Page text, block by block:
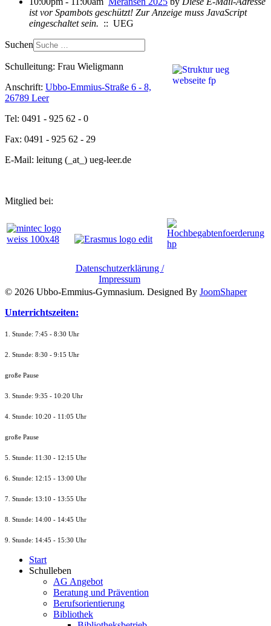
ist vor Spambots geschützt! Zur Anzeige muss JavaScript
eingeschaltet sein. :: UEG
Suchen
Schulleitung: Frau Wieligmann
Anschrift: Ubbo-Emmius-Straße 6 - 8,
26789 Leer
Tel: 0491 - 925 62 - 0
Fax: 0491 - 925 62 - 29
E-Mail: leitung (_at_) ueg-leer.de
Mitglied bei:
Datenschutzerklärung /
Impressum
© 2026 Ubbo-Emmius-Gymnasium. Designed By JoomShaper
Unterrichtszeiten:
1. Stunde: 7:45 - 8:30 Uhr
2. Stunde: 8:30 - 9:15 Uhr
große Pause
3. Stunde: 9:35 - 10:20 Uhr
4. Stunde: 10:20 - 11:05 Uhr
große Pause
5. Stunde: 11:30 - 12:15 Uhr
6. Stunde: 12:15 - 13:00 Uhr
7. Stunde: 13:10 - 13:55 Uhr
8. Stunde: 14:00 - 14:45 Uhr
9. Stunde: 14:45 - 15:30 Uhr
Start
Schulleben
AG Angebot
Beratung und Prävention
Berufsorientierung
Bibliothek